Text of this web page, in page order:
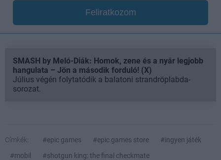
Feliratkozom
SMASH by Meló-Diák: Homok, zene és a nyár legjobb
hangulata – Jön a második forduló! (X)
Július végén folytatódik a balatoni strandröplabda-
sorozat.
Címkék: #epic games #epic games store
#ingyen játék
#mobil
#shotgun king: the final checkmate